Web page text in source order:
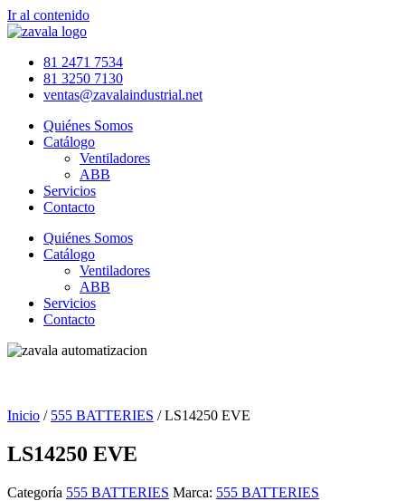
Ir al contenido
81 2471 7534
81 3250 7130
ventas@zavalaindustrial.net
Quiénes Somos
Catálogo
Ventiladores
ABB
Servicios
Contacto
Quiénes Somos
Catálogo
Ventiladores
ABB
Servicios
Contacto
Inicio / 555 BATTERIES / LS14250 EVE
LS14250 EVE
Categoría 555 BATTERIES Marca: 555 BATTERIES